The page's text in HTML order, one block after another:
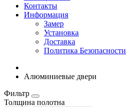
Контакты
Информация
Замер
Установка
Доставка
Политика Безопасности
Алюминиевые двери
Фильтр
Толщина полотна